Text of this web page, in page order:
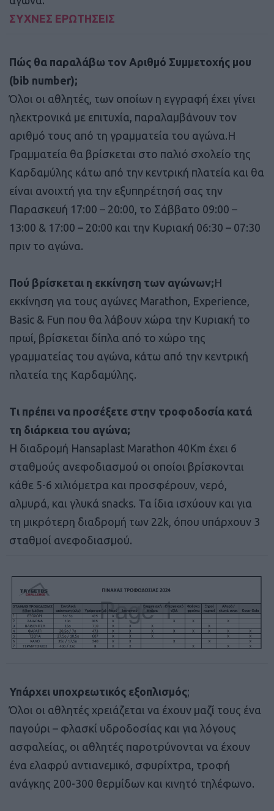
ΣΥΧΝΕΣ ΕΡΩΤΗΣΕΙΣ
Πώς θα παραλάβω τον Αριθμό Συμμετοχής μου
(bib number);
Όλοι οι αθλητές, των οποίων η εγγραφή έχει γίνει
ηλεκτρονικά με επιτυχία, παραλαμβάνουν τον
αριθμό τους από τη γραμματεία του αγώνα.Η
Γραμματεία θα βρίσκεται στο παλιό σχολείο της
Καρδαμύλης κάτω από την κεντρική πλατεία και θα
είναι ανοιχτή για την εξυπηρέτησή σας την
Παρασκευή 17:00 – 20:00, το Σάββατο 09:00 –
13:00 & 17:00 – 20:00 και την Κυριακή 06:30 – 07:30
πριν το αγώνα.
Πού βρίσκεται η εκκίνηση των αγώνων;Η
εκκίνηση για τους αγώνες Marathon, Experience,
Basic & Fun που θα λάβουν χώρα την Κυριακή το
πρωί, βρίσκεται δίπλα από το χώρο της
γραμματείας του αγώνα, κάτω από την κεντρική
πλατεία της Καρδαμύλης.
Τι πρέπει να προσέξετε στην τροφοδοσία κατά
τη διάρκεια του αγώνα;
Η διαδρομή Hansaplast Marathon 40Km έχει 6
σταθμούς ανεφοδιασμού οι οποίοι βρίσκονται
κάθε 5-6 χιλιόμετρα και προσφέρουν, νερό,
αλμυρά, και γλυκά snacks. Τα ίδια ισχύουν και για
τη μικρότερη διαδρομή των 22k, όπου υπάρχουν 3
σταθμοί ανεφοδιασμού.
Υπάρχει υποχρεωτικός εξοπλισμός;
Όλοι οι αθλητές χρειάζεται να έχουν μαζί τους ένα
παγούρι – φλασκί υδροδοσίας και για λόγους
ασφαλείας, οι αθλητές παροτρύνονται να έχουν
ένα ελαφρύ αντιανεμικό, σφυρίχτρα, τροφή
ανάγκης 200-300 θερμίδων και κινητό τηλέφωνο.